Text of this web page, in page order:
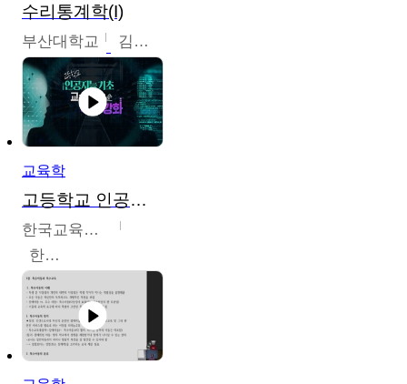
수리통계학(I)
부산대학교 김충락
교육학
고등학교 인공지능 기초 교수ㆍ학습 역량 강화
한국교육학술정보원
한국교육학술정보원